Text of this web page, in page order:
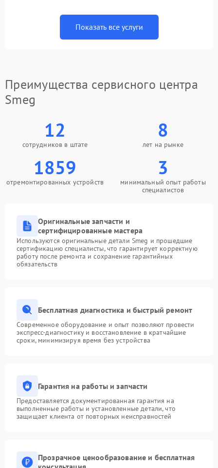
Показать все услуги
Преимущества сервисного центра
Smeg
12
сотрудников в штате
8
лет на рынке
1859
отремонтированных устройств
3
минимальный опыт работы
специалистов
Оригинальные запчасти и
сертифицированные мастера
Используются оригинальные детали Smeg и прошедшие
сертификацию специалисты, что гарантирует корректную
работу после ремонта и сохранение гарантийных
обязательств
Бесплатная диагностика и быстрый ремонт
Современное оборудование и опыт позволяют провести
экспресс-диагностику и восстановление в кратчайшие
сроки, минимизируя время без устройства
Гарантия на работы и запчасти
Предоставляется документированная гарантия на
выполненные работы и установленные детали, что
защищает клиента от повторных неисправностей
Прозрачное ценообразование и бесплатная